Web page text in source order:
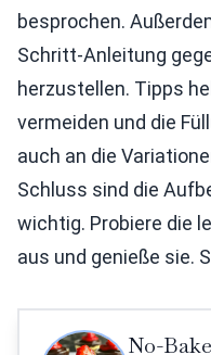
besprochen.
Schritt-Anleitung
herzustellen. Tipps
vermeiden und die
auch an die
Schluss sind die
wichtig. Probiere die
aus und genieße sie.
No-